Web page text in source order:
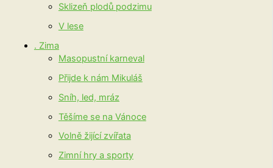
Sklizeň plodů podzimu
V lese
. Zima
Masopustní karneval
Přijde k nám Mikuláš
Sníh, led, mráz
Těšíme se na Vánoce
Volně žijící zvířata
Zimní hry a sporty